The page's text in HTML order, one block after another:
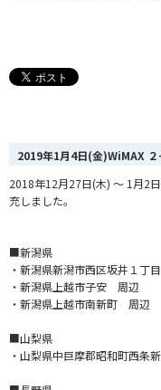
2019年1月4日(金)WiMAX ２
2018年12月27日(木) ～ 1月2
充しました。
■新潟県
・新潟県新潟市西区坂井１丁
・新潟県上越市子安 周辺
・新潟県上越市南新町 周辺
■山梨県
・山梨県中巨摩郡昭和町西条